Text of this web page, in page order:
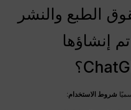
الطبع والنشر
إنشاؤها
شروط الاستخدام: